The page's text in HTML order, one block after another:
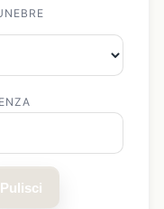
Pulisci